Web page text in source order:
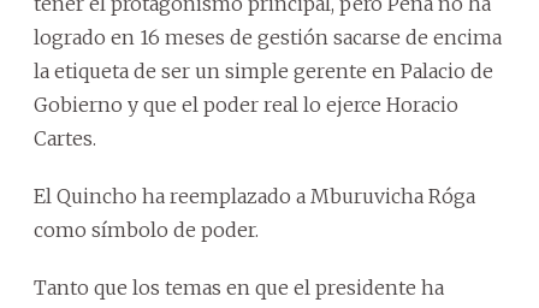
logrado en 16 meses de gestión sacarse de encima
la etiqueta de ser un simple gerente en Palacio de
Gobierno y que el poder real lo ejerce Horacio
Cartes.
El Quincho ha reemplazado a Mburuvicha Róga
como símbolo de poder.
Tanto que los temas en que el presidente ha